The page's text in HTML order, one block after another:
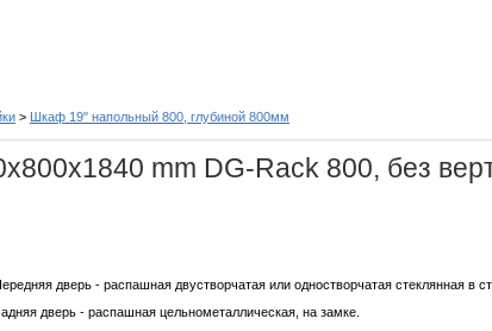
> Шкаф 19" напольный 800, глубиной 800мм
mm DG-Rack 800, без
дверь - распашная двустворчатая или одностворчатая стеклянная в
дверь - распашная цельнометаллическая, на замке.